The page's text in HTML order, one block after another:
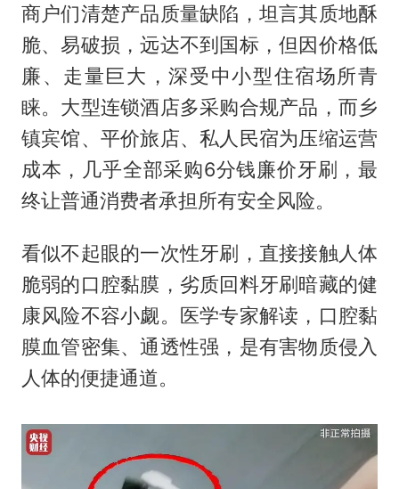
商户们清楚产品质量缺陷，坦言其质地酥
脆、易破损，远达不到国标，但因价格低
廉、走量巨大，深受中小型住宿场所青
睐。大型连锁酒店多采购合规产品，而乡
镇宾馆、平价旅店、私人民宿为压缩运营
成本，几乎全部采购6分钱廉价牙刷，最
终让普通消费者承担所有安全风险。
看似不起眼的一次性牙刷，直接接触人体
脆弱的口腔黏膜，劣质回料牙刷暗藏的健
康风险不容小觑。医学专家解读，口腔黏
膜血管密集、通透性强，是有害物质侵入
人体的便捷通道。